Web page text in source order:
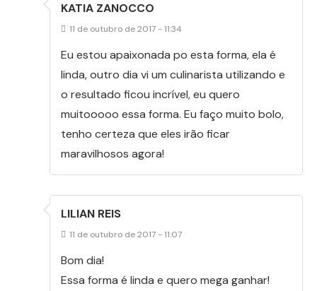
KATIA ZANOCCO
11 de outubro de 2017 - 11:34
Eu estou apaixonada po esta forma, ela é
linda, outro dia vi um culinarista utilizando e
o resultado ficou incrível, eu quero
muitooooo essa forma. Eu faço muito bolo,
tenho certeza que eles irão ficar
maravilhosos agora!
LILIAN REIS
11 de outubro de 2017 - 11:07
Bom dia!
Essa forma é linda e quero mega ganhar!